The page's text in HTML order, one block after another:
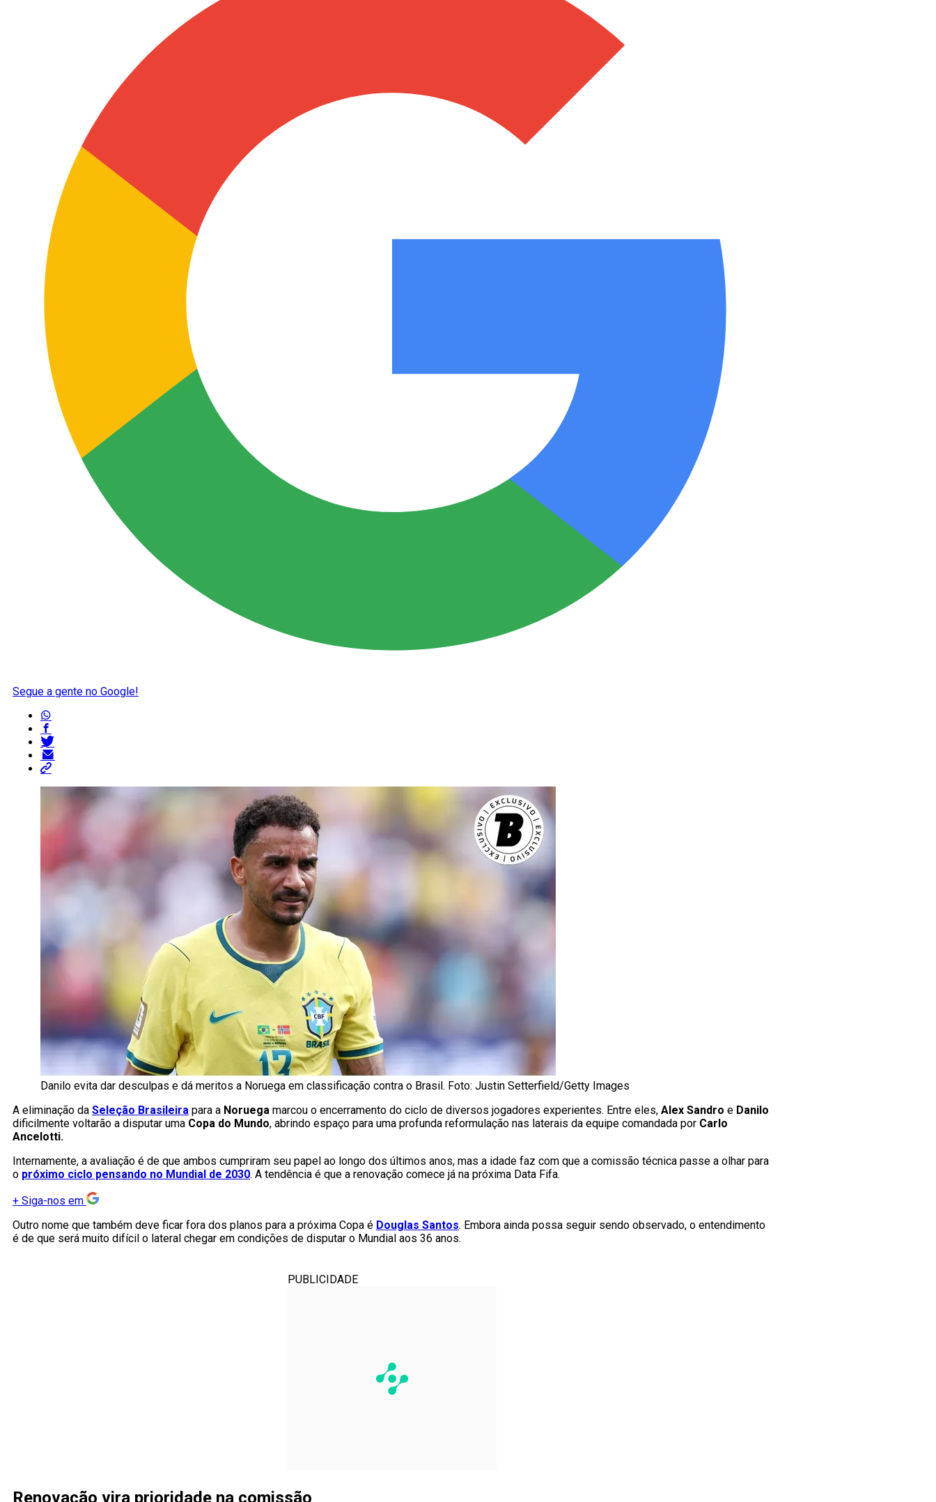
Segue a gente no Google!
Danilo evita dar desculpas e dá meritos a Noruega em classificação contra o Brasil. Foto: Justin Setterfield/Getty Images
A eliminação da Seleção Brasileira para a Noruega marcou o encerramento do ciclo de diversos jogadores experientes. Entre eles, Alex Sandro e Danilo
dificilmente voltarão a disputar uma Copa do Mundo, abrindo espaço para uma profunda reformulação nas laterais da equipe comandada por Carlo
Ancelotti.
Internamente, a avaliação é de que ambos cumpriram seu papel ao longo dos últimos anos, mas a idade faz com que a comissão técnica passe a olhar para
o próximo ciclo pensando no Mundial de 2030. A tendência é que a renovação comece já na próxima Data Fifa.
+ Siga-nos em
Outro nome que também deve ficar fora dos planos para a próxima Copa é Douglas Santos. Embora ainda possa seguir sendo observado, o entendimento
é de que será muito difícil o lateral chegar em condições de disputar o Mundial aos 36 anos.
PUBLICIDADE